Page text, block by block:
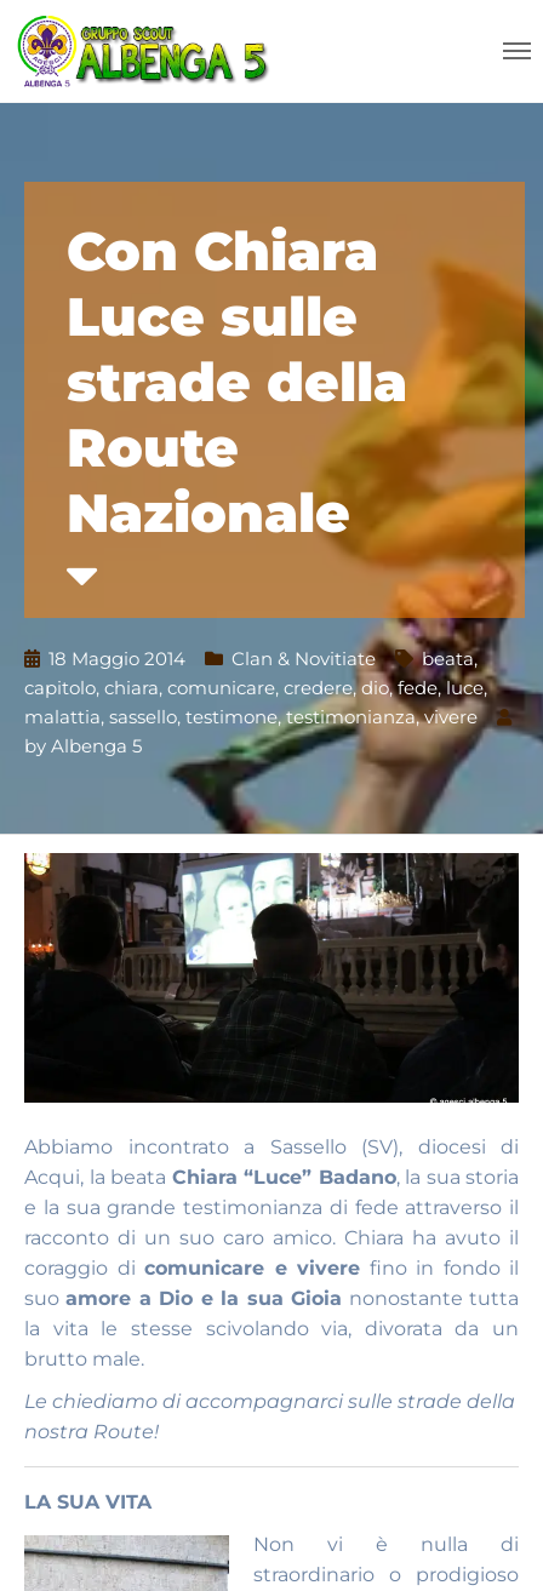
Con Chiara
Luce sulle
strade della
Route
Nazionale
18 Maggio 2014 Clan & Novitiate beata,
capitolo, chiara, comunicare, credere,dio,fede, luce,
malattia, sassello, testimone,testimonianza,vivere
by Albenga 5
Abbiamo incontrato a Sassello (SV), diocesi di
Acqui, la beata Chiara “Luce” Badano, la sua storia
e la sua grande testimonianza di fede attraverso il
racconto di un suo caro amico. Chiara ha avuto il
coraggio di comunicare e vivere fino in fondo il
suoamore a Dio e la sua Gioia nonostante tutta
la vita le stesse scivolando via, divorata da un
brutto male.
Le chiediamo di accompagnarci sulle strade della
nostra Route!
LA SUA VITA
Non vi è nulla di
straordinario o prodigioso